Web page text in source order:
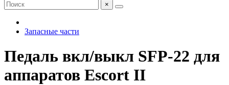
×
Запасные части
Педаль вкл/выкл SFP-22 для
аппаратов Escort II